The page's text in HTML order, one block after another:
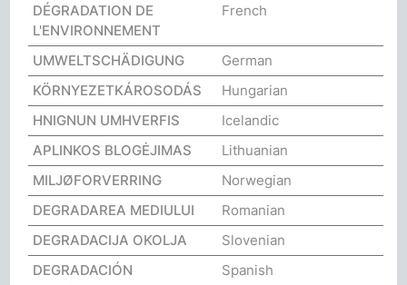
DÉGRADATION DE
L'ENVIRONNEMENT
French
UMWELTSCHÄDIGUNG
German
KÖRNYEZETKÁROSODÁS
Hungarian
HNIGNUN UMHVERFIS
Icelandic
APLINKOS BLOGĖJIMAS
Lithuanian
MILJØFORVERRING
Norwegian
DEGRADAREA MEDIULUI
Romanian
DEGRADACIJA OKOLJA
Slovenian
DEGRADACIÓN
Spanish